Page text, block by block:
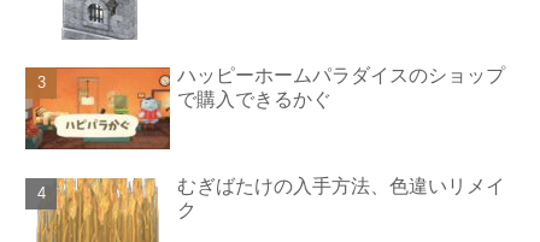
ハッピーホームパラダイスのショップ
で購入できるかぐ
むぎばたけの入手方法、色違いリメイ
ク